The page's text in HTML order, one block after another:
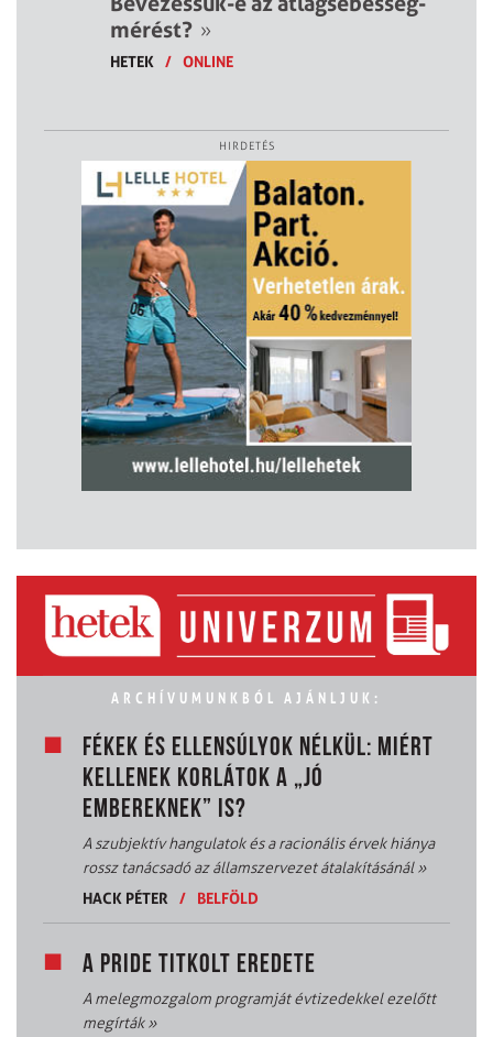
mérést? »
HETEK / ONLINE
HIRDETÉS
ARCHÍVUMUNKBÓL AJÁNLJUK:
FÉKEK ÉS ELLENSÚLYOK NÉLKÜL: MIÉRT
KELLENEK KORLÁTOK A „JÓ
EMBEREKNEK” IS?
A szubjektív hangulatok és a racionális érvek hiánya
rossz tanácsadó az államszervezet átalakításánál»
HACK PÉTER / BELFÖLD
A PRIDE TITKOLT EREDETE
A melegmozgalom programját évtizedekkel ezelőtt
megírták»